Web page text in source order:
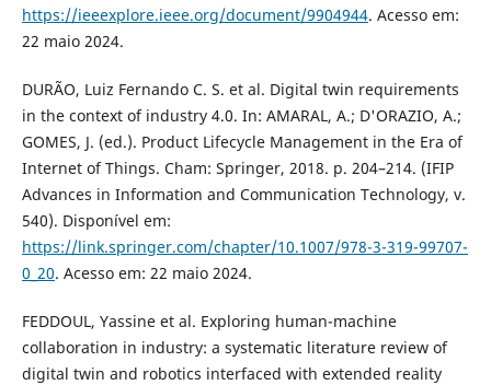
https://ieeexplore.ieee.org/document/9904944. Acesso em:
22 maio 2024.
DURÃO, Luiz Fernando C. S. et al. Digital twin requirements
in the context of industry 4.0. In: AMARAL, A.; D'ORAZIO, A.;
GOMES, J. (ed.). Product Lifecycle Management in the Era of
Internet of Things. Cham: Springer, 2018. p. 204–214. (IFIP
Advances in Information and Communication Technology, v.
540). Disponível em:
https://link.springer.com/chapter/10.1007/978-3-319-99707-
0_20. Acesso em: 22 maio 2024.
FEDDOUL, Yassine et al. Exploring human-machine
collaboration in industry: a systematic literature review of
digital twin and robotics interfaced with extended reality